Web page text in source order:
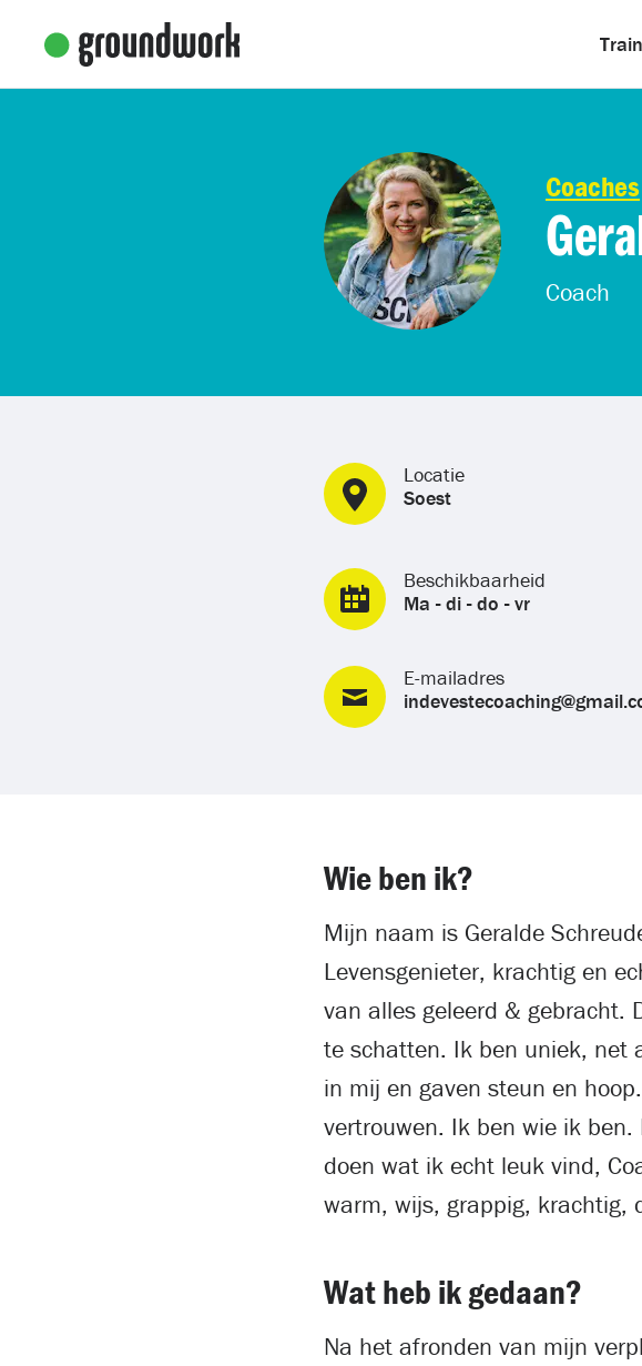
Coaches
Coach
Locatie
Soest
Beschikbaarheid
Ma - di - do - vr
E-mailadres
Wie ben ik?
Mijn naam is Geralde
Levensgenieter, krachtig en
van alles geleerd & gebracht.
te schatten. Ik ben uniek, net
in mij en gaven steun en
vertrouwen. Ik ben wie ik
doen wat ik echt leuk vind,
warm, wijs, grappig, krachtig,
Wat heb ik gedaan?
Na het afronden van mijn